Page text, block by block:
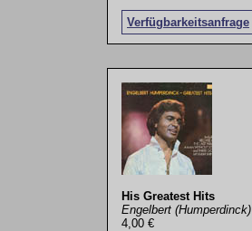
Verfügbarkeitsanfrage
His Greatest Hits
Engelbert (Humperdinck)
4,00 €